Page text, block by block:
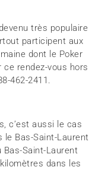
très populaire
participent aux
dont le Poker
ce rendez-vous hors
462-2411.
c’est aussi le cas
le Bas-Saint-Laurent
Saint-Laurent
dans les